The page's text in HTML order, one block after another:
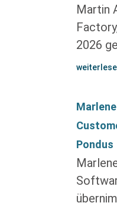
Martin
2026
Pondus